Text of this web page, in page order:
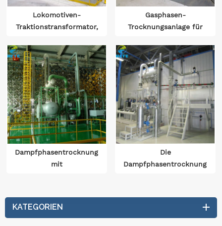
Lokomotiven-
Traktionstransformator,
Phasenausrüstung
Gasphasen-
Trocknungsanlage für
(Durchführung)
Dampfphasentrocknungsanlage
mit
Die
KATEGORIEN